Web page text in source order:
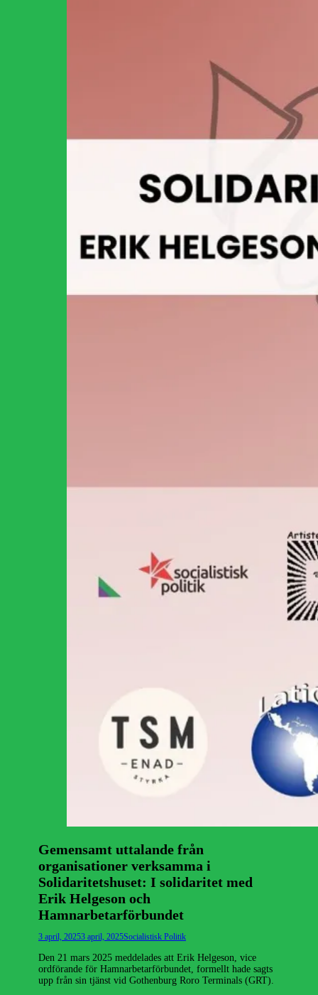
Gemensamt uttalande från
organisationer verksamma i
Solidaritetshuset: I solidaritet med
Erik Helgeson och
Hamnarbetarförbundet
Publicerad
3 april, 20253 april, 2025Författare
Socialistisk Politik
Den 21 mars 2025 meddelades att Erik Helgeson, vice
ordförande för Hamnarbetarförbundet, formellt hade sagts
upp från sin tjänst vid Gothenburg Roro Terminals (GRT).